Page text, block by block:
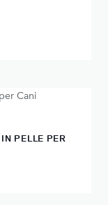
PELLE PER